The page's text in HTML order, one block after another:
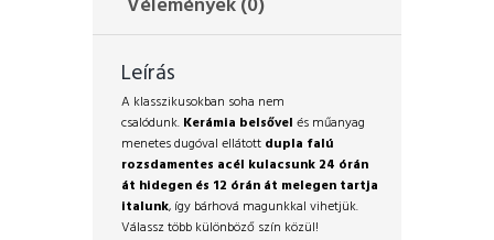
Leírás
A klasszikusokban soha nem
csalódunk. Kerámia belsővel és műanyag
menetes dugóval ellátott dupla falú
rozsdamentes acél kulacsunk 24 órán
át hidegen és 12 órán át melegen tartja
italunk, így bárhová magunkkal vihetjük.
Válassz több különböző szín közül!